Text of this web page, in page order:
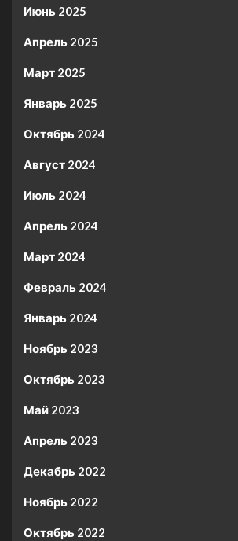
Июнь 2025
Апрель 2025
Март 2025
Январь 2025
Октябрь 2024
Август 2024
Июль 2024
Апрель 2024
Март 2024
Февраль 2024
Январь 2024
Ноябрь 2023
Октябрь 2023
Май 2023
Апрель 2023
Декабрь 2022
Ноябрь 2022
Октябрь 2022